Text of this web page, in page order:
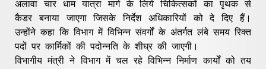
अलावा चार धाम यात्रा मार्ग के लिये चिकित्सकों का पृथक से
कैडर बनाया जाएगा जिसके निर्देश अधिकारियों को दे दिए हैं।
उन्होंने कहा कि विभाग में विभिन्न संवर्गों के अंतर्गत लंबे समय रिक्त
पदों पर कार्मिकों की पदोन्नति के शीघ्र की जाएगी।
विभागीय मंत्री ने विभाग में चल रहे विभिन्न निर्माण कार्यों को तय